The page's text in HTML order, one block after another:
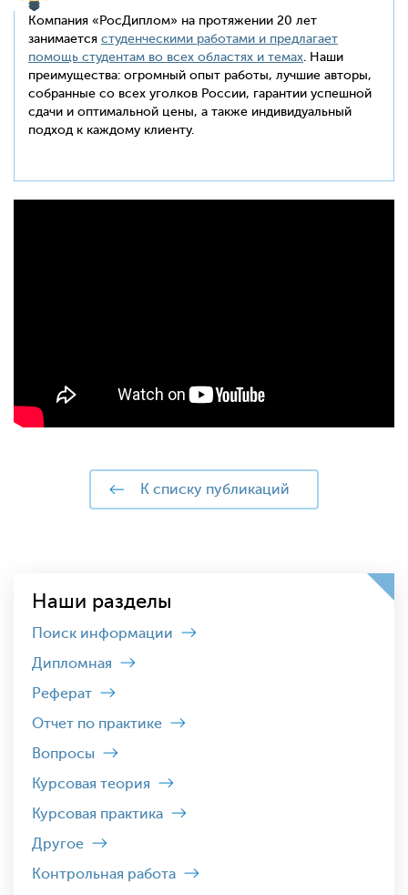
Компания «РосДиплом» на протяжении 20 лет
занимается студенческими работами и предлагает
помощь студентам во всех областях и темах. Наши
преимущества: огромный опыт работы, лучшие авторы,
собранные со всех уголков России, гарантии успешной
сдачи и оптимальной цены, а также индивидуальный
подход к каждому клиенту.
к списку публикаций
Наши разделы
Поиск информации
Дипломная
Реферат
Отчет по практике
Вопросы
Курсовая теория
Курсовая практика
Другое
Контрольная работа